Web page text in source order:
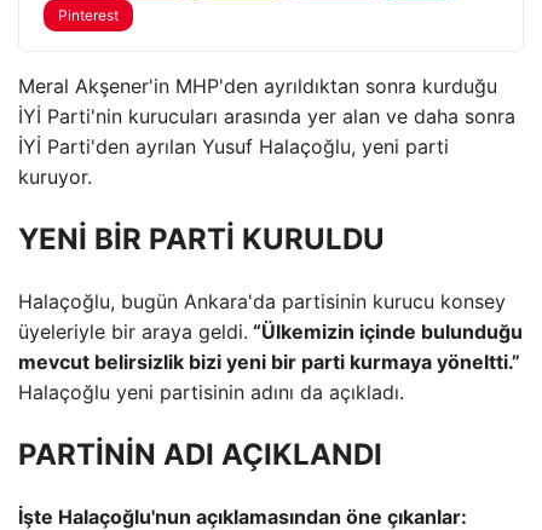
Pinterest
Meral Akşener'in MHP'den ayrıldıktan sonra kurduğu
İYİ Parti'nin kurucuları arasında yer alan ve daha sonra
İYİ Parti'den ayrılan Yusuf Halaçoğlu, yeni parti
kuruyor.
YENİ BİR PARTİ KURULDU
Halaçoğlu, bugün Ankara'da partisinin kurucu konsey
üyeleriyle bir araya geldi. “Ülkemizin içinde bulunduğu
mevcut belirsizlik bizi yeni bir parti kurmaya yöneltti.”
Halaçoğlu yeni partisinin adını da açıkladı.
PARTİNİN ADI AÇIKLANDI
İşte Halaçoğlu'nun açıklamasından öne çıkanlar: